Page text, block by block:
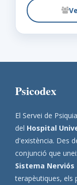
Psicodex
El Servei de
del Hospital
d'existència. Des
conjunció que
Sistema Nerviós
terapèutiques, els